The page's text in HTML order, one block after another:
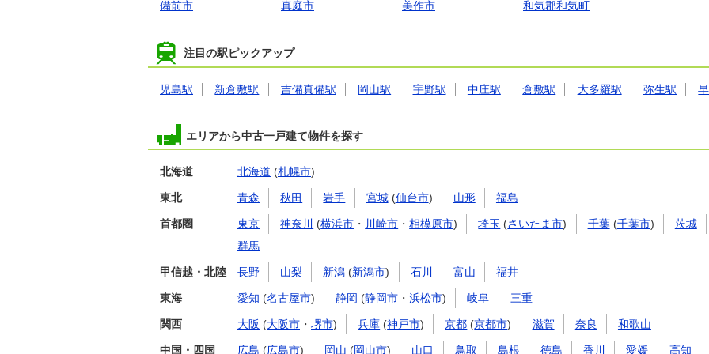
備前市
真庭市 美作市 和気郡和気町
注目の駅ピックアップ
児島駅 新倉敷駅 吉備真備駅 岡山駅 宇野駅 中庄駅 倉敷駅 大多羅駅 弥生駅
エリアから中古一戸建て物件を探す
北海道 北海道 (札幌市)
東北 青森 秋田 岩手 宮城(仙台市) 山形 福島
首都圏 東京 神奈川 (横浜市 ・ 川崎市 ・相模原市) 埼玉 (さいたま市) 千葉(千葉市) 茨城
群馬
甲信越・北陸 長野 山梨 新潟 (新潟市) 石川 富山 福井
東海 愛知 (名古屋市) 静岡 (静岡市 ・浜松市) 岐阜 三重
関西 大阪 (大阪市 ・ 堺市) 兵庫 (神戸市) 京都 (京都市) 滋賀 奈良 和歌山
中国・四国 広島 (広島市) 岡山 (岡山市) 山口 鳥取 島根 徳島 香川 愛媛 高知